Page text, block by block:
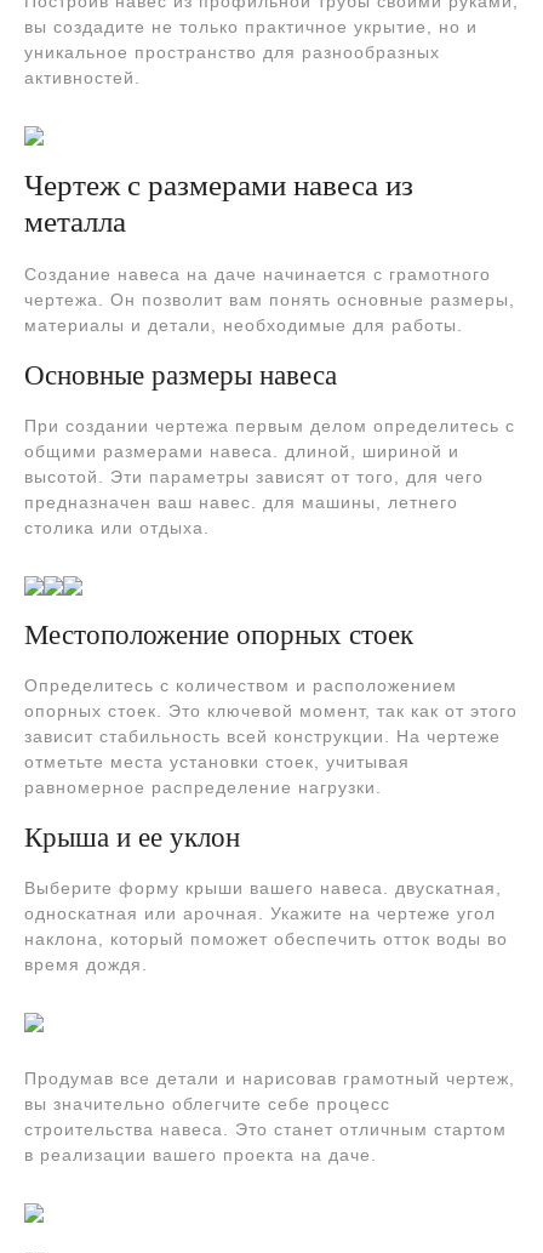
вы создадите не только практичное укрытие, но и
уникальное пространство для разнообразных
активностей.
Чертеж с размерами навеса из
металла
Создание навеса на даче начинается с грамотного
чертежа. Он позволит вам понять основные размеры,
материалы и детали, необходимые для работы.
Основные размеры навеса
При создании чертежа первым делом определитесь с
общими размерами навеса. длиной, шириной и
высотой. Эти параметры зависят от того, для чего
предназначен ваш навес. для машины, летнего
столика или отдыха.
Местоположение опорных стоек
Определитесь с количеством и расположением
опорных стоек. Это ключевой момент, так как от этого
зависит стабильность всей конструкции. На чертеже
отметьте места установки стоек, учитывая
равномерное распределение нагрузки.
Крыша и ее уклон
Выберите форму крыши вашего навеса. двускатная,
односкатная или арочная. Укажите на чертеже угол
наклона, который поможет обеспечить отток воды во
время дождя.
Продумав все детали и нарисовав грамотный чертеж,
вы значительно облегчите себе процесс
строительства навеса. Это станет отличным стартом
в реализации вашего проекта на даче.